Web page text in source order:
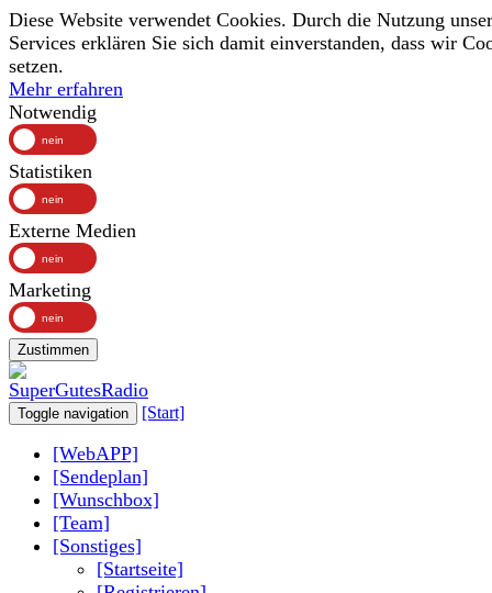
Diese Website verwendet Cookies. Durch die Nutzung
Services erklären Sie sich damit einverstanden, dass wir
setzen.
Mehr erfahren
Notwendig
Statistiken
Externe Medien
Marketing
Zustimmen
Toggle navigation [Start]
[WebAPP]
[Sendeplan]
[Wunschbox]
[Team]
[Sonstiges]
[Startseite]